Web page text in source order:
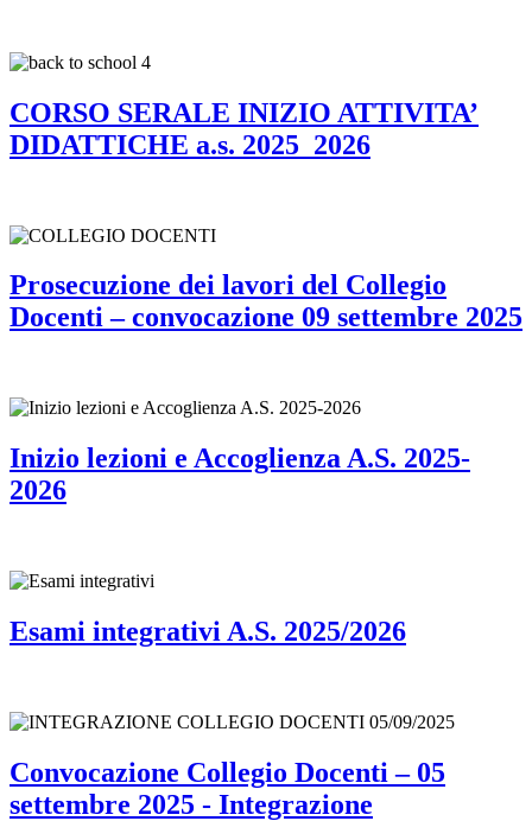
CORSO SERALE INIZIO ATTIVITA’
DIDATTICHE a.s. 2025_2026
Prosecuzione dei lavori del Collegio
Docenti – convocazione 09 settembre 2025
Inizio lezioni e Accoglienza A.S. 2025-
2026
Esami integrativi A.S. 2025/2026
Convocazione Collegio Docenti – 05
settembre 2025 - Integrazione